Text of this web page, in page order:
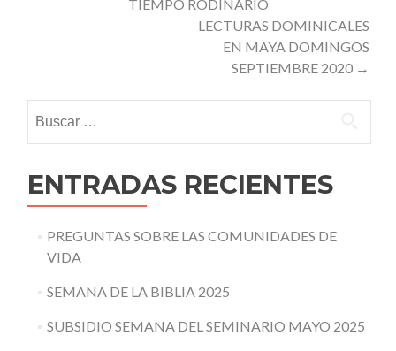
navigationTIEMPO RODINARIO
LECTURAS DOMINICALES
EN MAYA DOMINGOS
SEPTIEMBRE 2020 →
ENTRADAS RECIENTES
PREGUNTAS SOBRE LAS COMUNIDADES DE
VIDA
SEMANA DE LA BIBLIA 2025
SUBSIDIO SEMANA DEL SEMINARIO MAYO 2025